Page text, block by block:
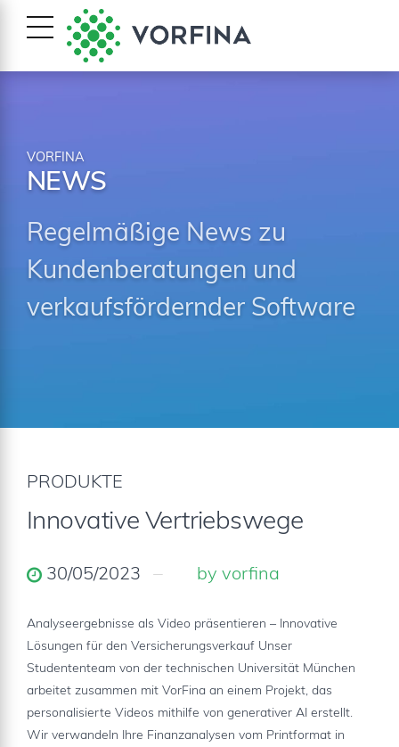
VORFINA
NEWS
Regelmäßige News zu
Kundenberatungen und
verkaufsfördernder Software
PRODUKTE
Innovative Vertriebswege
30/05/2023 by vorfina
Analyseergebnisse als Video präsentieren – Innovative
Lösungen für den Versicherungsverkauf Unser
Studententeam von der technischen Universität München
arbeitet zusammen mit VorFina an einem Projekt, das
personalisierte Videos mithilfe von generativer AI erstellt.
Wir verwandeln Ihre Finanzanalysen vom Printformat in